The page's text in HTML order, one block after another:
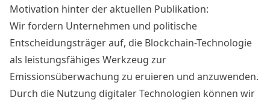
Motivation hinter der aktuellen Publikation:
Wir fordern Unternehmen und politische
Entscheidungsträger auf, die Blockchain-Technologie
als leistungsfähiges Werkzeug zur
Emissionsüberwachung zu eruieren und anzuwenden.
Durch die Nutzung digitaler Technologien können wir